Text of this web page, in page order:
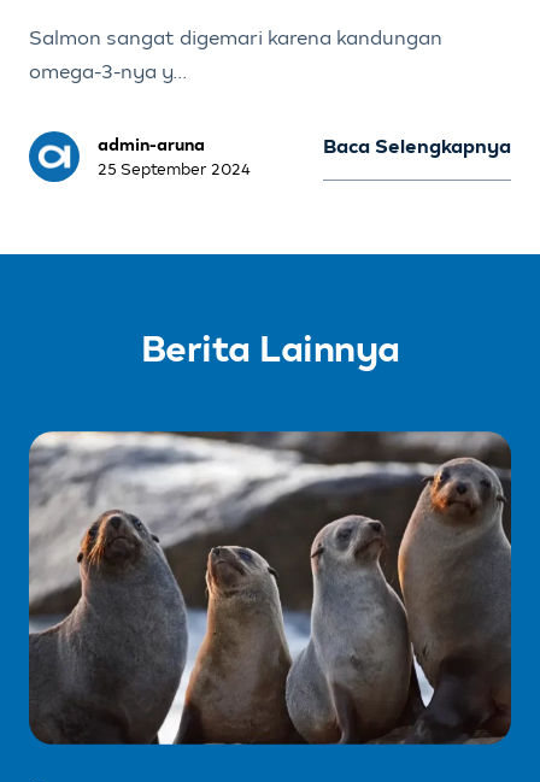
Salmon sangat digemari karena kandungan
omega-3-nya y...
admin-aruna
25 September 2024
Baca Selengkapnya
Berita Lainnya